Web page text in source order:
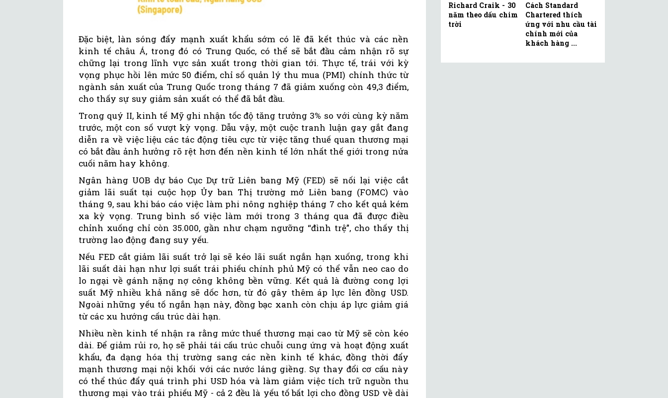
Đặc biệt, làn sóng đẩy mạnh xuất khẩu sớm có lẽ đã kết thúc và các nền
kinh tế châu Á, trong đó có Trung Quốc, có thể sẽ bắt đầu cảm nhận rõ sự
chững lại trong lĩnh vực sản xuất trong thời gian tới. Thực tế, trái với kỳ
vọng phục hồi lên mức 50 điểm, chỉ số quản lý thu mua (PMI) chính thức từ
ngành sản xuất của Trung Quốc trong tháng 7 đã giảm xuống còn 49,3 điểm,
cho thấy sự suy giảm sản xuất có thể đã bắt đầu.
Trong quý II, kinh tế Mỹ ghi nhận tốc độ tăng trưởng 3% so với cùng kỳ năm
trước, một con số vượt kỳ vọng. Dẫu vậy, một cuộc tranh luận gay gắt đang
diễn ra về việc liệu các tác động tiêu cực từ việc tăng thuế quan thương mại
có bắt đầu ảnh hưởng rõ rệt hơn đến nền kinh tế lớn nhất thế giới trong nửa
cuối năm hay không.
Ngân hàng UOB dự báo Cục Dự trữ Liên bang Mỹ (FED) sẽ nối lại việc cắt
giảm lãi suất tại cuộc họp Ủy ban Thị trường mở Liên bang (FOMC) vào
tháng 9, sau khi báo cáo việc làm phi nông nghiệp tháng 7 cho kết quả kém
xa kỳ vọng. Trung bình số việc làm mới trong 3 tháng qua đã được điều
chỉnh xuống chỉ còn 35.000, gần như chạm ngưỡng “đình trệ”, cho thấy thị
trường lao động đang suy yếu.
Nếu FED cắt giảm lãi suất trở lại sẽ kéo lãi suất ngắn hạn xuống, trong khi
lãi suất dài hạn như lợi suất trái phiếu chính phủ Mỹ có thể vẫn neo cao do
lo ngại về gánh nặng nợ công không bền vững. Kết quả là đường cong lợi
suất Mỹ nhiều khả năng sẽ dốc hơn, từ đó gây thêm áp lực lên đồng USD.
Ngoài những yếu tố ngắn hạn này, đồng bạc xanh còn chịu áp lực giảm giá
từ các xu hướng cấu trúc dài hạn.
Nhiều nền kinh tế nhận ra rằng mức thuế thương mại cao từ Mỹ sẽ còn kéo
dài. Để giảm rủi ro, họ sẽ phải tái cấu trúc chuỗi cung ứng và hoạt động xuất
khẩu, đa dạng hóa thị trường sang các nền kinh tế khác, đồng thời đẩy
mạnh thương mại nội khối với các nước láng giềng. Sự thay đổi cơ cấu này
có thể thúc đẩy quá trình phi USD hóa và làm giảm việc tích trữ nguồn thu
thương mại vào trái phiếu Mỹ - cả 2 đều là yếu tố bất lợi cho đồng USD về dài
Richard Craik - 30
năm theo dấu chim
trời
Cách Standard
Chartered thích
ứng với nhu cầu tài
chính mới của
khách hàng ...